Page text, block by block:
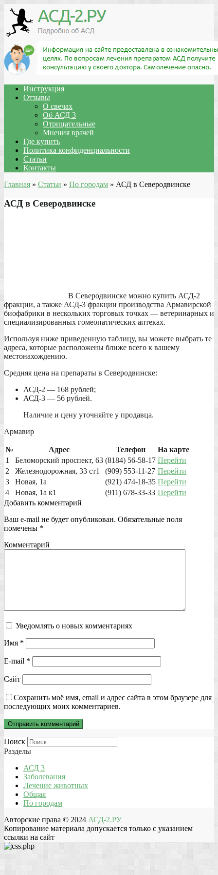
Инструкция
Отзывы
О свечах
Об АСД 3
Отрицательные
Мнения врачей
Где купить
Политика конфиденциальности
Статьи
Контакты
Главная » Статьи » По городам » АСД в Северодвинске
АСД в Северодвинске
В Северодвинске можно купить АСД-2
фракции, а также АСД-3 фракции производства Армавирской
биофабрики в нескольких торговых точках — ветеринарных и
специализированных гомеопатических аптеках.
Используя ниже приведенную таблицу, вы можете выбрать те
адреса, которые расположены ближе всего к вашему
местонахождению.
Средняя цена на препараты в Северодвинске:
АСД-2 — 168 рублей;
АСД-3 — 56 рублей.
Наличие и цену уточняйте у продавца.
Армавир
№ Адрес Телефон
На карте
1
Беломорский проспект, 63 (8184) 56-58-17 Перейти
2
Железнодорожная, 33 ст1 (909) 553-11-27 Перейти
3
Новая, 1а (921) 474-18-35 Перейти
4
Новая, 1а к1 (911) 678-33-33 Перейти
Добавить комментарий
Ваш e-mail не будет опубликован. Обязательные поля
помечены *
Комментарий
Уведомлять о новых комментариях
Имя *
E-mail *
Сайт
Сохранить моё имя, email и адрес сайта в этом браузере для
последующих моих комментариев.
Поиск
Разделы
АСД 3
Заболевания
Лечение животных
Общая
По городам
Авторские права © 2024 АСД-2.РУ
Копирование материала допускается только с указанием
ссылки на сайт